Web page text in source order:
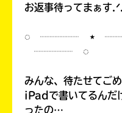
お返事待ってまぁす
◌ ┈┈┈┈ ⋆
┈┈┈┈ ◌
みんな、待たせてご
iPadで書いてるんだ
ったの…